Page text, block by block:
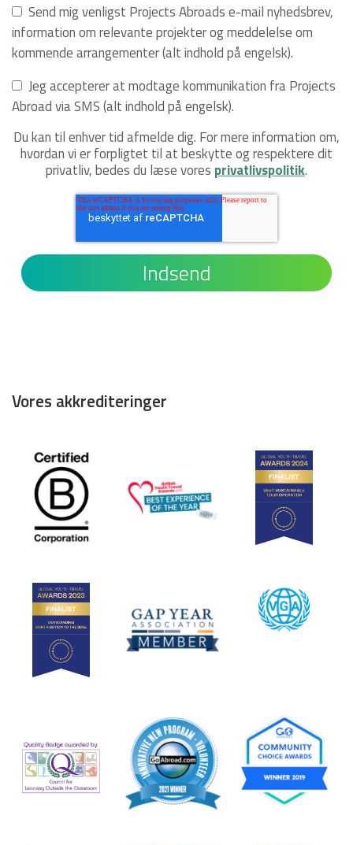
Send mig venligst Projects Abroads e-mail nyhedsbrev,
information om relevante projekter og meddelelse om
kommende arrangementer (alt indhold på engelsk).
Jeg accepterer at modtage kommunikation fra Projects
Abroad via SMS (alt indhold på engelsk).
Du kan til enhver tid afmelde dig. For mere information om,
hvordan vi er forpligtet til at beskytte og respektere dit
privatliv, bedes du læse vores privatlivspolitik.
Vores akkrediteringer